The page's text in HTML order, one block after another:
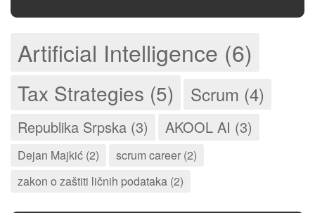
Artificial Intelligence (6)
Tax Strategies (5) Scrum (4)
Republika Srpska (3) AKOOL AI (3)
Dejan Majkić (2)
scrum career (2)
zakon o zaštiti ličnih podataka (2)